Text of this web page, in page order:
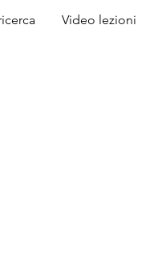
Video lezioni